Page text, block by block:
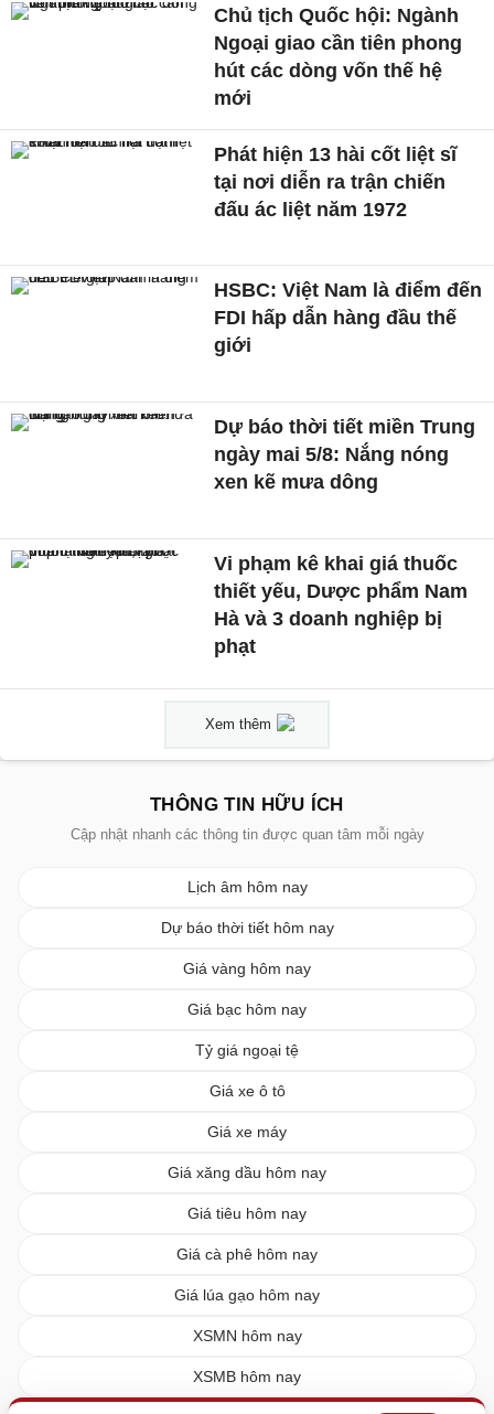
Chủ tịch Quốc hội: Ngành
Ngoại giao cần tiên phong
hút các dòng vốn thế hệ
mới
Phát hiện 13 hài cốt liệt sĩ
tại nơi diễn ra trận chiến
đấu ác liệt năm 1972
HSBC: Việt Nam là điểm đến
FDI hấp dẫn hàng đầu thế
giới
Dự báo thời tiết miền Trung
ngày mai 5/8: Nắng nóng
xen kẽ mưa dông
Vi phạm kê khai giá thuốc
thiết yếu, Dược phẩm Nam
Hà và 3 doanh nghiệp bị
phạt
Xem thêm
THÔNG TIN HỮU ÍCH
Cập nhật nhanh các thông tin được quan tâm mỗi ngày
Lịch âm hôm nay
Dự báo thời tiết hôm nay
Giá vàng hôm nay
Giá bạc hôm nay
Tỷ giá ngoại tệ
Giá xe ô tô
Giá xe máy
Giá xăng dầu hôm nay
Giá tiêu hôm nay
Giá cà phê hôm nay
Giá lúa gạo hôm nay
XSMN hôm nay
XSMB hôm nay